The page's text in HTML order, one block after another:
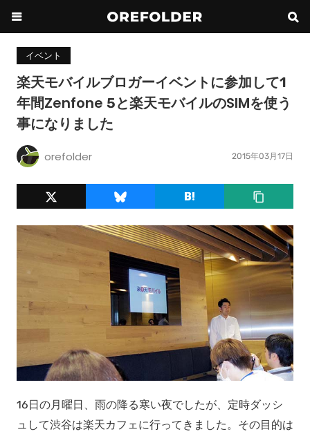
イベント
楽天モバイルブロガーイベントに参加して1
年間Zenfone 5と楽天モバイルのSIMを使う
事になりました
orefolder 2015年03月17日
16日の月曜日、雨の降る寒い夜でしたが、定時ダッシ
ュして渋谷は楽天カフェに行ってきました。その目的は